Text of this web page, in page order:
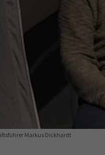
Markus Dickhardt